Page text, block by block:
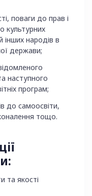
поваги до прав і
культурних
інших народів в
держави;
наступного
програм;
до самоосвіти,
тощо.
та якості